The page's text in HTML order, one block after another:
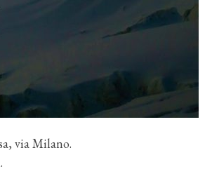
via Milano.